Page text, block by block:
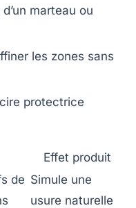
marteau ou
les zones sans
protectrice
Effet produit
de Simule une
usure naturelle